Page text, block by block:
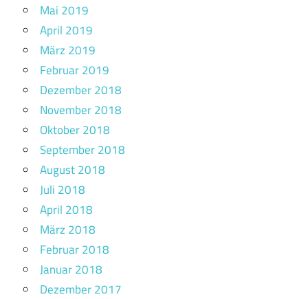
Mai 2019
April 2019
März 2019
Februar 2019
Dezember 2018
November 2018
Oktober 2018
September 2018
August 2018
Juli 2018
April 2018
März 2018
Februar 2018
Januar 2018
Dezember 2017